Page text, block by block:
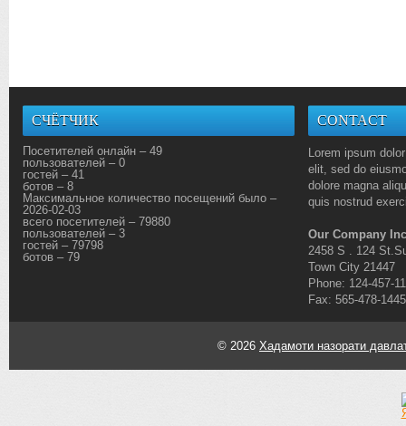
СЧЁТЧИК
Посетителей онлайн – 49
пользователей – 0
гостей – 41
ботов – 8
Максимальное количество посещений было –
2026-02-03
всего посетителей – 79880
пользователей – 3
гостей – 79798
ботов – 79
CONTACT
Lorem ipsum
elit, sed do
dolore magna
quis nostrud
Our Company
2458 S . 124
Town City 21447
Phone: 124-457-
Fax: 565-478-1445
© 2026 Хадамоти назорати